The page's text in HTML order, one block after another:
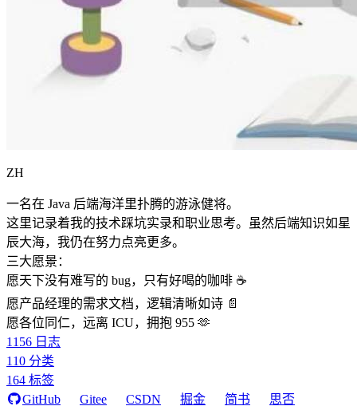
ZH
一名在 Java 后端海洋里扑腾的游泳健将。
这里记录着我的技术踩坑实录和职业思考。虽然后端知识如星
辰大海，我仍在努力点亮更多。
三大愿景：
愿天下没有难写的 bug，只有好喝的咖啡 ☕️
愿产品经理的需求文档，逻辑清晰如诗 📄
愿各位同仁，远离 ICU，拥抱 955 🫶
1156 日志
110 分类
164 标签
GitHub
Gitee CSDN 掘金 简书 思否